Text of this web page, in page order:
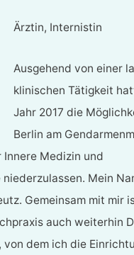
Ärztin, Internistin
Ausgehend von einer
klinischen Tätigkeit
Jahr 2017 die
Berlin am
Medizin und
Mein
Gemeinsam mit mir
auch weiterhin
dem ich die